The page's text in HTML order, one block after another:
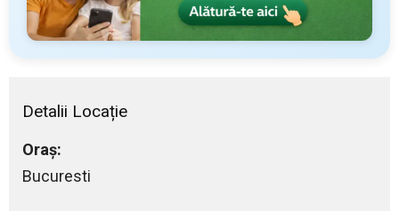
Detalii Locație
Oraș:
Bucuresti